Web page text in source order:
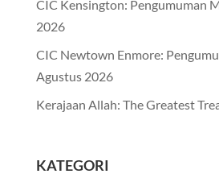
CIC Kensington: Pengumuman
2026
CIC Newtown Enmore:
Agustus 2026
Kerajaan Allah: The Greatest
KATEGORI